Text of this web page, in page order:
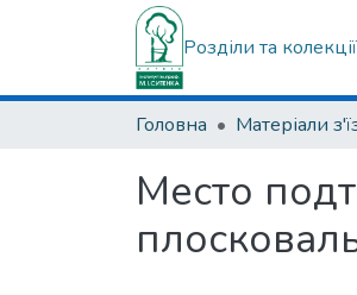
Розділи та колекції
Головна
Место